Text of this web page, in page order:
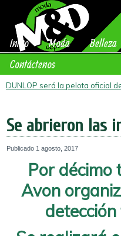
Inicio Moda Belleza
Contáctenos
DUNLOP será la pelota oficial
Se abrieron las
Publicado 1 agosto, 2017
Por décimo
Avon